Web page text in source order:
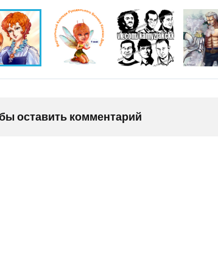
оставить комментарий